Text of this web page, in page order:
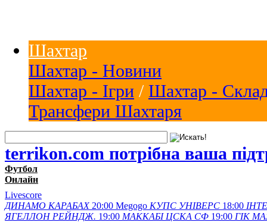
Шахтар
Шахтар - Новини
Шахтар - Ігри / Шахтар -
Трансфери Шахтаря
terrikon.com потрібна ваша
Футбол
Онлайн
Livescore
ДИНАМО КАРАБАХ 20:00 Megogo КУПС УНІВЕРС 18:00
ЯГЕЛЛОН РЕЙНДЖ. 19:00 МАККАБІ ЦСКА СФ 19:00 ГІК